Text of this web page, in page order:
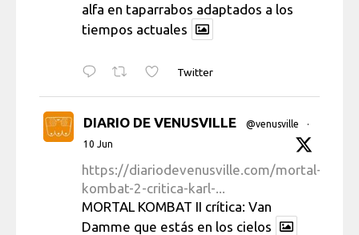
alfa en taparrabos adaptados a los
tiempos actuales
Twitter
DIARIO DE VENUSVILLE @venusville
·
10 Jun
https://diariodevenusville.com/mortal-
kombat-2-critica-karl-...
MORTAL KOMBAT II crítica: Van
Damme que estás en los cielos